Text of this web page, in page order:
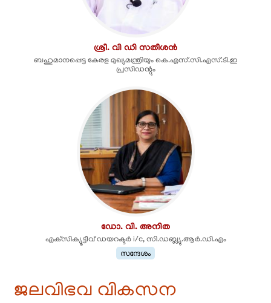
ശ്രീ. വി ഡി സതീശൻ
ബഹുമാനപ്പെട്ട കേരള മുഖ്യമന്ത്രിയും കെ.എസ്.സി.എസ്.ടി.ഇ
പ്രസിഡന്റും
ഡോ. വി. അനിത
എക്‌സിക്യൂട്ടീവ് ഡയറക്ടർ i/c, സി.ഡബ്ല്യു.ആർ.ഡി.എം
സന്ദേശം
ജലവിഭവ വികസന